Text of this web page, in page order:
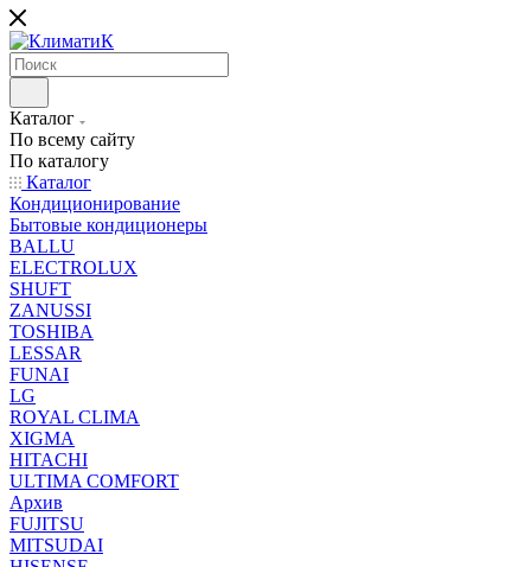
Каталог
По всему сайту
По каталогу
Каталог
Кондиционирование
Бытовые кондиционеры
BALLU
ELECTROLUX
SHUFT
ZANUSSI
TOSHIBA
LESSAR
FUNAI
LG
ROYAL CLIMA
XIGMA
HITACHI
ULTIMA COMFORT
Архив
FUJITSU
MITSUDAI